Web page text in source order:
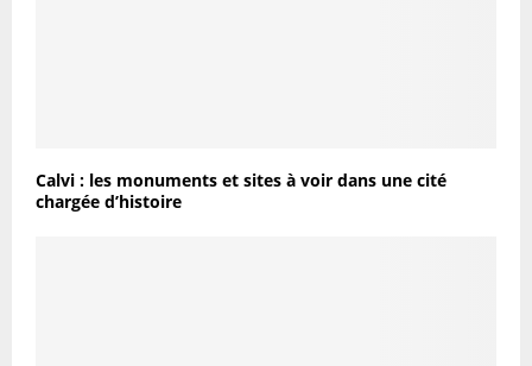
Calvi : les monuments et sites à voir dans une cité
chargée d’histoire